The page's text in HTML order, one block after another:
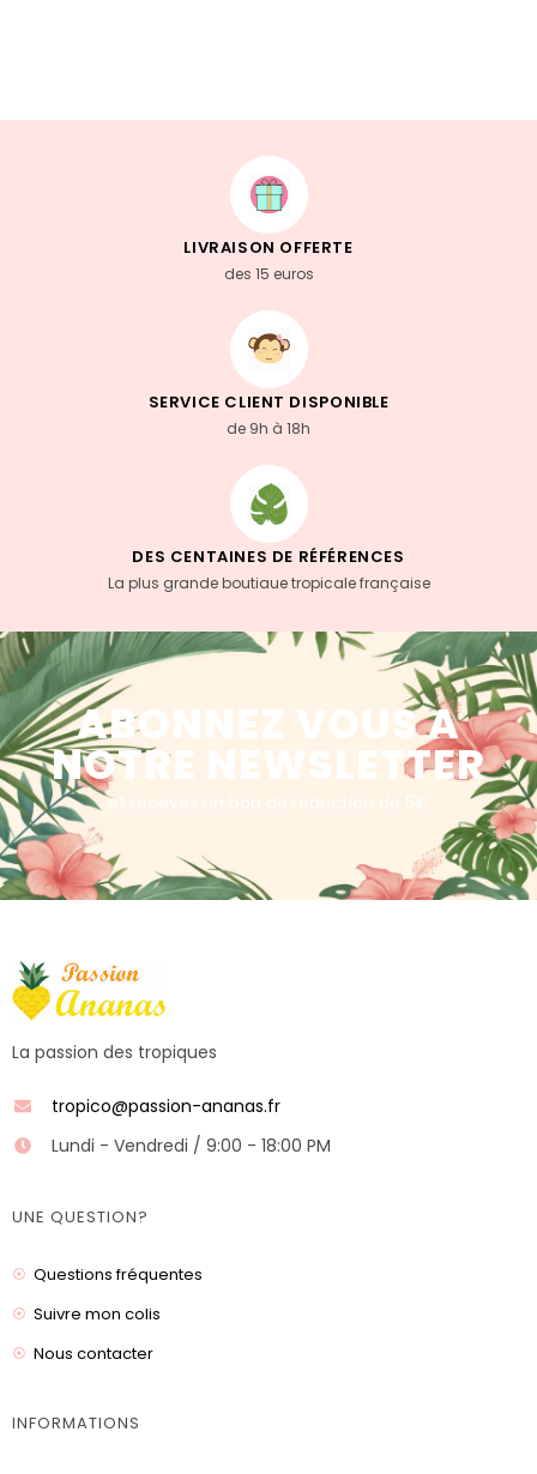
LIVRAISON OFFERTE
des 15 euros
SERVICE CLIENT DISPONIBLE
de 9h à 18h
DES CENTAINES DE RÉFÉRENCES
La plus grande boutiaue tropicale française
ABONNEZ VOUS A
NOTRE NEWSLETTER
et recevez un bon de réduction de 5€
La passion des tropiques
tropico@passion-ananas.fr
Lundi - Vendredi / 9:00 - 18:00 PM
UNE QUESTION?
Questions fréquentes
Suivre mon colis
Nous contacter
INFORMATIONS